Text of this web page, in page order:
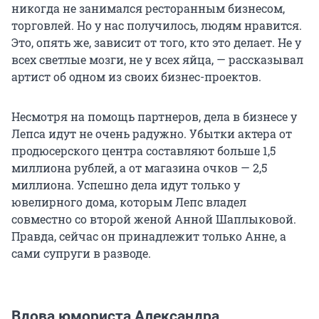
никогда не занимался ресторанным бизнесом,
торговлей. Но у нас получилось, людям нравится.
Это, опять же, зависит от того, кто это делает. Не у
всех светлые мозги, не у всех яйца, — рассказывал
артист об одном из своих бизнес-проектов.
Несмотря на помощь партнеров, дела в бизнесе у
Лепса идут не очень радужно. Убытки актера от
продюсерского центра составляют больше 1,5
миллиона рублей, а от магазина очков — 2,5
миллиона. Успешно дела идут только у
ювелирного дома, которым Лепс владел
совместно со второй женой Анной Шаплыковой.
Правда, сейчас он принадлежит только Анне, а
сами супруги в разводе.